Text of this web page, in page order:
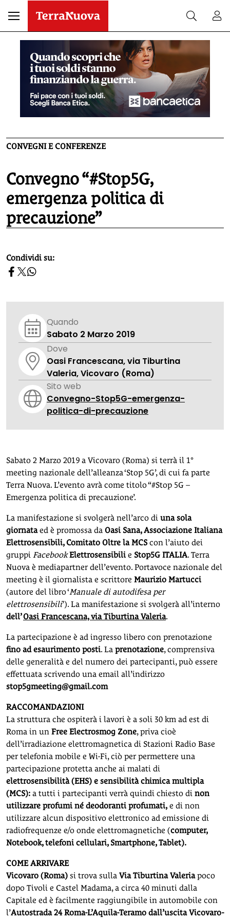
CONVEGNI E CONFERENZE
Convegno “#Stop5G,
emergenza politica di
precauzione”
homepage h2
Condividi su:
Quando
Sabato 2 Marzo 2019
Dove
Oasi Francescana, via Tiburtina
Valeria, Vicovaro (Roma)
Sito web
Convegno-Stop5G-emergenza-
politica-di-precauzione
Sabato 2 Marzo 2019 a Vicovaro (Roma) si terrà il 1°
meeting nazionale dell’alleanza ‘Stop 5G’, di cui fa parte
Terra Nuova. L’evento avrà come titolo “#Stop 5G –
Emergenza politica di precauzione’.
La manifestazione si svolgerà nell’arco di una sola
giornataed è promossa da Oasi Sana, Associazione Italiana
Elettrosensibili, Comitato Oltre la MCScon l’aiuto dei
gruppi FacebookElettrosensibili e Stop5G ITALIA. Terra
Nuova è mediapartner dell’evento. Portavoce nazionale del
meeting è il giornalista e scrittore Maurizio Martucci
(autore del libro ‘Manuale di autodifesa per
elettrosensibili’). La manifestazione si svolgerà all’interno
dell’Oasi Francescana, via Tiburtina Valeria.
La partecipazione è ad ingresso libero con prenotazione
fino ad esaurimento posti. La prenotazione, comprensiva
delle generalità e del numero dei partecipanti, può essere
effettuata scrivendo una email all’indirizzo
stop5gmeeting@gmail.com
RACCOMANDAZIONI
La struttura che ospiterà i lavori è a soli 30 km ad est di
Roma in un Free Electrosmog Zone, priva cioè
dell’irradiazione elettromagnetica di Stazioni Radio Base
per telefonia mobile e Wi-Fi, ciò per permettere una
partecipazione protetta anche ai malati di
elettrosensibilità (EHS) e sensibilità chimica multipla
(MCS): a tutti i partecipanti verrà quindi chiesto di non
utilizzare profumi né deodoranti profumati, e di non
utilizzare alcun dispositivo elettronico ad emissione di
radiofrequenze e/o onde elettromagnetiche (computer,
Notebook, telefoni cellulari, Smartphone, Tablet).
COME ARRIVARE
Vicovaro (Roma) si trova sulla Via Tiburtina Valeriapoco
dopo Tivoli e Castel Madama, a circa 40 minuti dalla
Capitale ed è facilmente raggiungibile in automobile con
l’Autostrada 24 Roma-L’Aquila-Teramo dall’uscita Vicovaro-